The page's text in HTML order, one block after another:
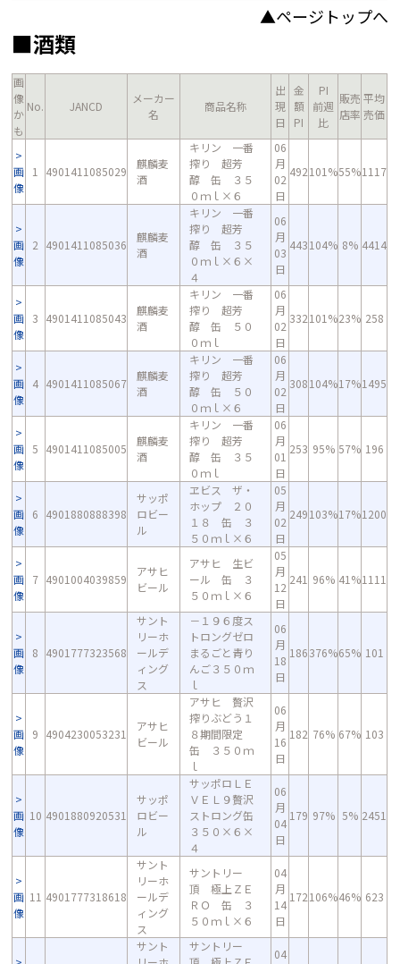
▲ページトップへ
■酒類
画
像
か
も
No. JANCD
メーカー
名
商品名称
出
現
日
金
額
PI
PI
前週
比
販売
店率
平均
売価
画
像
1 4901411085029
麒麟麦
酒
キリン 一番
搾り 超芳
醇 缶 ３５
０ｍｌ×６
06
月
02
日
492101%55%1117
画
像
2 4901411085036
麒麟麦
酒
キリン 一番
搾り 超芳
醇 缶 ３５
０ｍｌ×６×
４
06
月
03
日
443104% 8% 4414
画
像
3 4901411085043
麒麟麦
酒
キリン 一番
搾り 超芳
醇 缶 ５０
０ｍｌ
06
月
02
日
332101%23% 258
画
像
4 4901411085067
麒麟麦
酒
キリン 一番
搾り 超芳
醇 缶 ５０
０ｍｌ×６
06
月
02
日
308104%17%1495
画
像
5 4901411085005
麒麟麦
酒
キリン 一番
搾り 超芳
醇 缶 ３５
０ｍｌ
06
月
01
日
253 95% 57% 196
画
像
6 4901880888398
サッポ
ロビー
ル
ヱビス ザ・
ホップ ２０
１８ 缶 ３
５０ｍｌ×６
05
月
02
日
249103%17%1200
画
像
7 4901004039859
アサヒ
ビール
アサヒ 生ビ
ール 缶 ３
５０ｍｌ×６
05
月
12
日
241 96% 41%1111
画
像
8 4901777323568
サント
リーホ
ールデ
ィング
ス
－１９６度ス
トロングゼロ
まるごと青り
んご３５０ｍ
ｌ
06
月
18
日
186376%65% 101
画
像
9 4904230053231
アサヒ
ビール
アサヒ 贅沢
搾りぶどう１
８期間限定
缶 ３５０ｍ
ｌ
06
月
16
日
182 76% 67% 103
画
像
10 4901880920531
サッポ
ロビー
ル
サッポロＬＥ
ＶＥＬ９贅沢
ストロング缶
３５０×６×
４
06
月
04
日
179 97% 5% 2451
画
像
11 4901777318618
サント
リーホ
ールデ
ィング
ス
サントリー
頂 極上ＺＥ
ＲＯ 缶 ３
５０ｍｌ×６
04
月
14
日
172106%46% 623
サント
サントリー
04